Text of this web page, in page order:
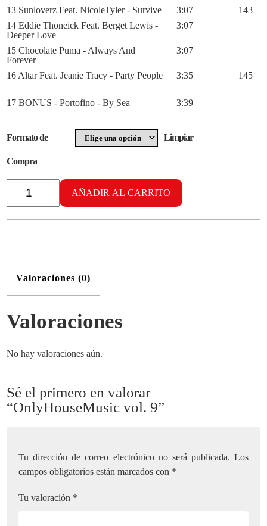
13 Sunloverz Feat. NicoleTyler - Survive 3:07
143
14 Eddie Thoneick Feat. Berget Lewis -
Deeper Love
3:07
15 Chocolate Puma - Always And
Forever
3:07
16 Altar Feat. Jeanie Tracy - Party People 3:35 145
17 BONUS - Portofino - By Sea 3:39
Formato de
Compra
Limpiar
OnlyHouseMusic
AÑADIR AL CARRITO
Valoraciones (0)
Valoraciones
No hay valoraciones aún.
Sé el primero en valorar
“OnlyHouseMusic vol. 9”
Tu dirección de correo electrónico no será publicada. Los
campos obligatorios están marcados con *
Tu valoración *